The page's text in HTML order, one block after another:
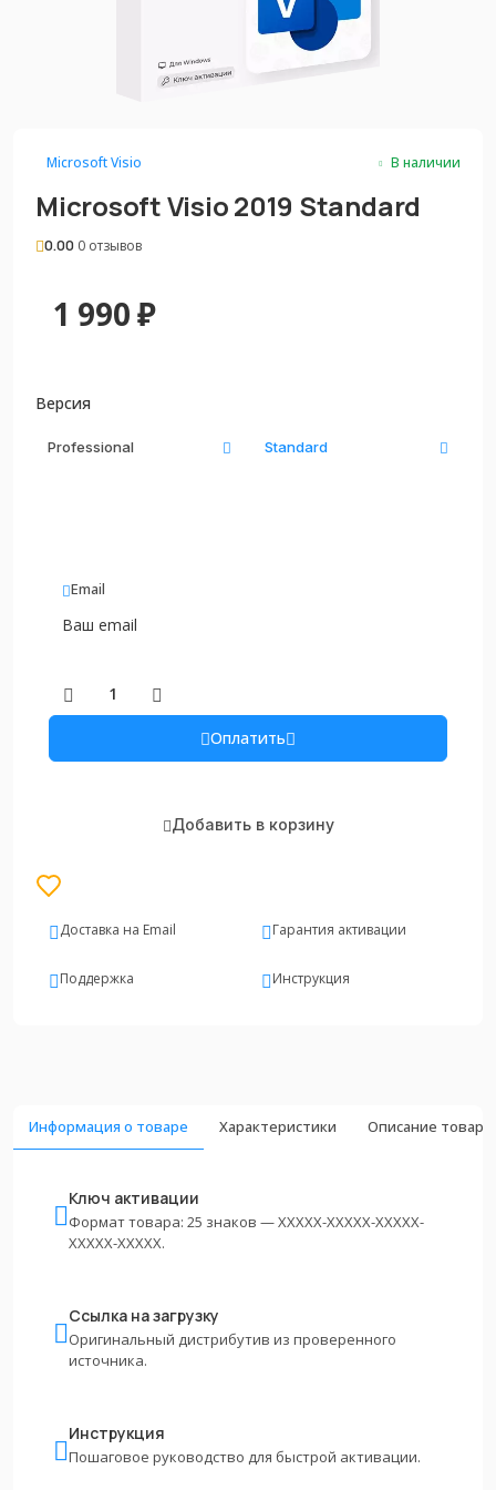
Microsoft Visio В наличии
Microsoft Visio 2019 Standard
0.00 0 отзывов
1 990₽
Версия
Professional Standard
Email
Оплатить
Добавить в корзину
Доставка на Email Гарантия активации
Поддержка Инструкция
Информация о товаре Характеристики Описание товара
Ключ активации
Формат товара: 25 знаков — XXXXX-XXXXX-XXXXX-
XXXXX-XXXXX.
Ссылка на загрузку
Оригинальный дистрибутив из проверенного
источника.
Инструкция
Пошаговое руководство для быстрой активации.